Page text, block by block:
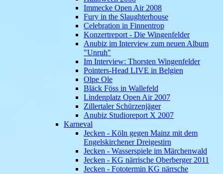
Immecke Open Air 2008
Fury in the Slaughterhouse
Celebration in Finnentrop
Konzertreport - Die Wingenfelder
Anubiz im Interview zum neuen Album
"Unruh"
Im Interview: Thorsten Wingenfelder
Pointers-Head LIVE in Belgien
Olpe Ole
Bläck Föss in Wallefeld
Lindenplatz Open Air 2007
Zillertaler Schürzenjäger
Anubiz Studioreport X 2007
Karneval
Jecken - Köln gegen Mainz mit dem
Engelskirchener Dreigestirn
Jecken - Wasserspiele im Märchenwald
Jecken - KG närrische Oberberger 2011
Jecken - Fototermin KG närrsche